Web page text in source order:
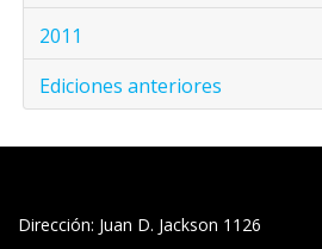
2011
Ediciones anteriores
Dirección: Juan D. Jackson 1126